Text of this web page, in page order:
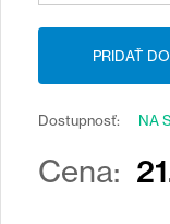
Dostupnosť: NA
Cena: